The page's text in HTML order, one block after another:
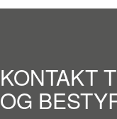
KONTAKT
OG